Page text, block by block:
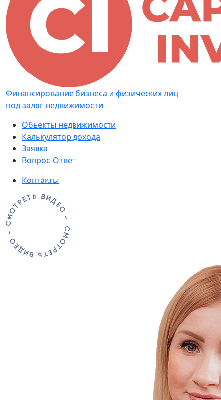
Финансирование бизнеса и физических лиц
под залог недвижимости
Обьекты недвижимости
Калькулятор дохода
Заявка
Вопрос-Ответ
Контакты